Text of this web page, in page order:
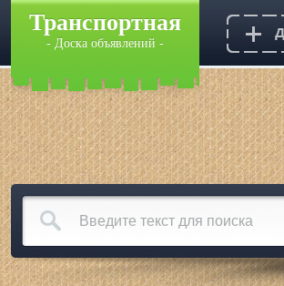
Транспортная
- Доска объявлений -